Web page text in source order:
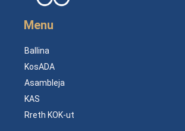
Menu
Ballina
KosADA
Asambleja
KAS
Rreth KOK-ut